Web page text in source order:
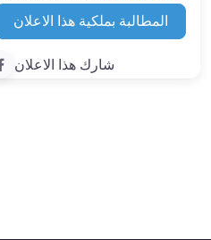
المطالبة بملكية هذا الاعلان
شارك هذا الاعلان